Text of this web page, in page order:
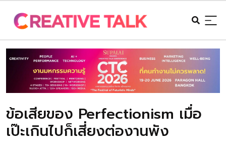
ข้อเสียของ Perfectionism เมื่อ
เป๊ะเกินไปก็เสี่ยงต่องานพัง